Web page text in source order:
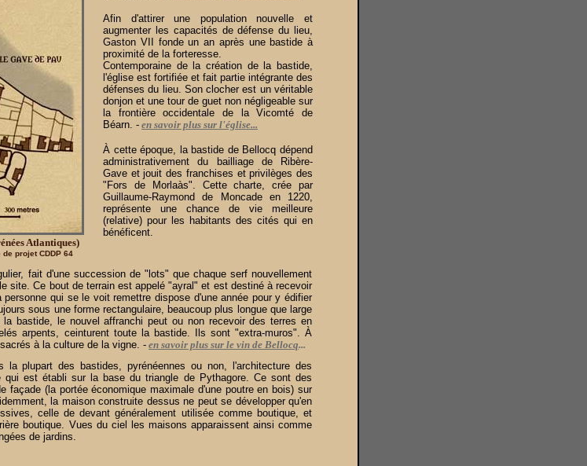
Atlantiques)
projet CDDP 64
Afin d'attirer une population nouvelle et
augmenter les capacités de défense du lieu,
Gaston VII fonde un an après une bastide à
proximité de la forteresse.
Contemporaine de la création de la bastide,
l'église est fortifiée et fait partie intégrante des
défenses du lieu. Son clocher est un véritable
donjon et une tour de guet non négligeable sur
la frontière occidentale de la Vicomté de
Béarn. - en savoir plus sur l'église...
À cette époque, la bastide de Bellocq dépend
administrativement du bailliage de Ribère-
Gave et jouit des franchises et privilèges des
"Fors de Morlaàs". Cette charte, crée par
Guillaume-Raymond de Moncade en 1220,
représente une chance de vie meilleure
(relative) pour les habitants des cités qui en
bénéficent.
fait d'une succession de "lots" que chaque serf nouvellement
site. Ce bout de terrain est appelé "ayral" et est destiné à recevoir
qui se le voit remettre dispose d'une année pour y édifier
sous une forme rectangulaire, beaucoup plus longue que large
bastide, le nouvel affranchi peut ou non recevoir des terres en
arpents, ceinturent toute la bastide. Ils sont "extra-muros". À
à la culture de la vigne. - en savoir plus sur le vin de Bellocq...
la plupart des bastides, pyrénéennes ou non, l'architecture des
qui est établi sur la base du triangle de Pythagore. Ce sont des
façade (la portée économique maximale d'une poutre en bois) sur
la maison construite dessus ne peut se développer qu'en
celle de devant généralement utilisée comme boutique, et
boutique. Vues du ciel les maisons apparaissent ainsi comme
de jardins.